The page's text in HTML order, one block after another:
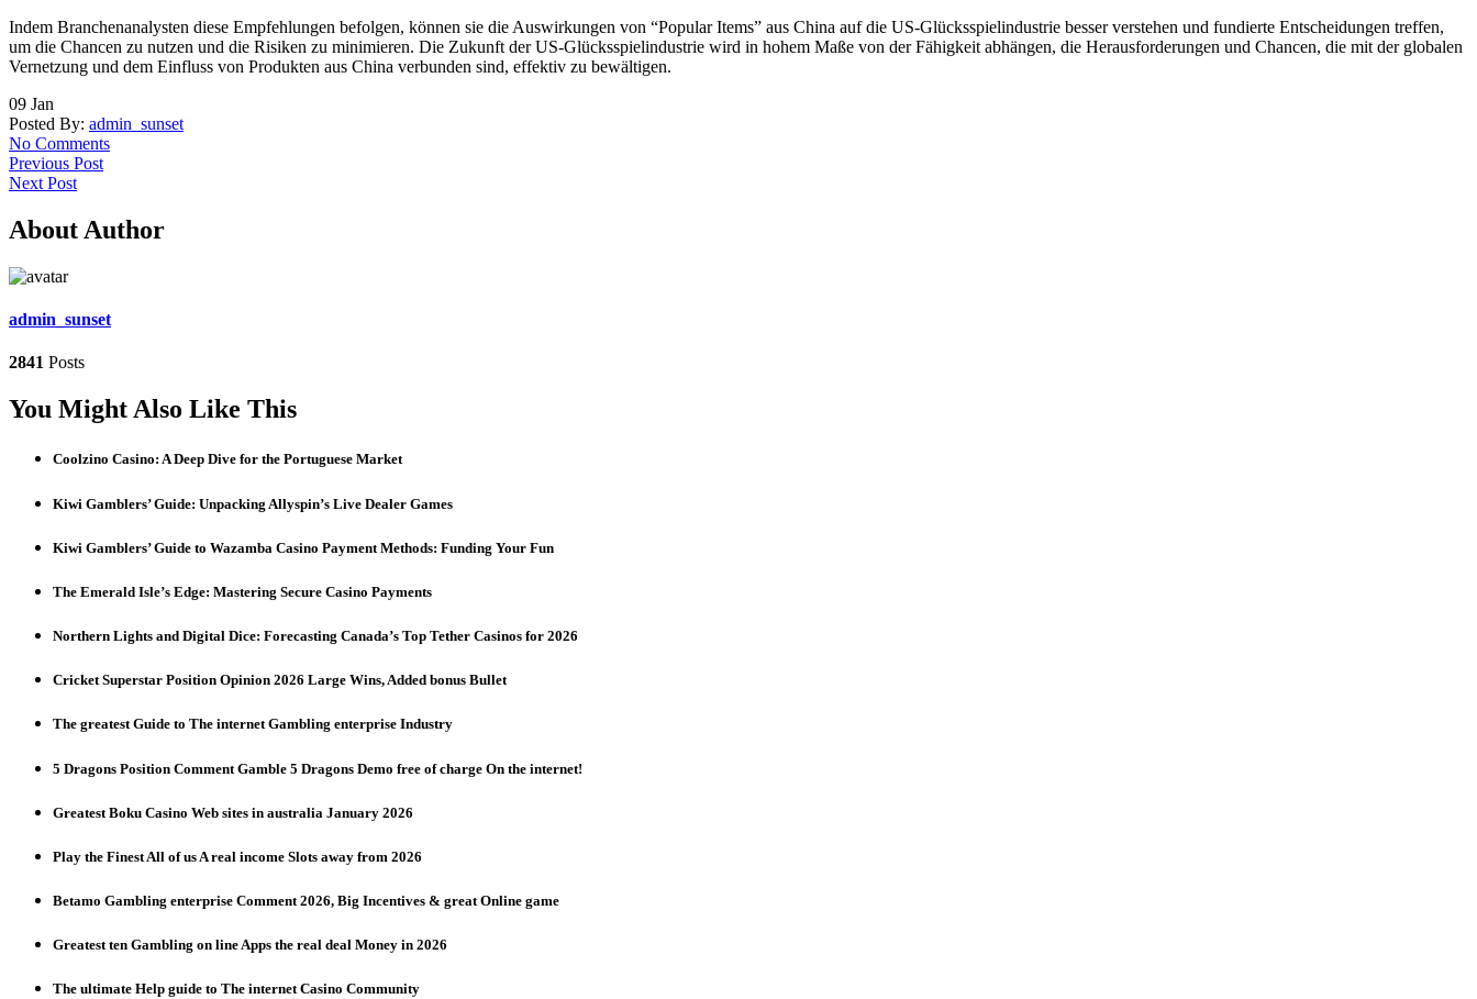
Indem Branchenanalysten diese Empfehlungen befolgen, können sie die Auswirkungen von “Popular Items” aus China auf die US-Glücksspielindustrie besser verstehen und fundierte Entscheidungen treffen,
um die Chancen zu nutzen und die Risiken zu minimieren. Die Zukunft der US-Glücksspielindustrie wird in hohem Maße von der Fähigkeit abhängen, die Herausforderungen und Chancen, die mit der globalen
Vernetzung und dem Einfluss von Produkten aus China verbunden sind, effektiv zu bewältigen.
09 Jan
Posted By: admin_sunset
No Comments
Previous Post
Next Post
About Author
admin_sunset
2841 Posts
You Might Also Like This
Coolzino Casino: A Deep Dive for the Portuguese Market
Kiwi Gamblers’ Guide: Unpacking Allyspin’s Live Dealer Games
Kiwi Gamblers’ Guide to Wazamba Casino Payment Methods: Funding Your Fun
The Emerald Isle’s Edge: Mastering Secure Casino Payments
Northern Lights and Digital Dice: Forecasting Canada’s Top Tether Casinos for 2026
Cricket Superstar Position Opinion 2026 Large Wins, Added bonus Bullet
The greatest Guide to The internet Gambling enterprise Industry
5 Dragons Position Comment Gamble 5 Dragons Demo free of charge On the internet!
Greatest Boku Casino Web sites in australia January 2026
Play the Finest All of us A real income Slots away from 2026
Betamo Gambling enterprise Comment 2026, Big Incentives & great Online game
Greatest ten Gambling on line Apps the real deal Money in 2026
The ultimate Help guide to The internet Casino Community